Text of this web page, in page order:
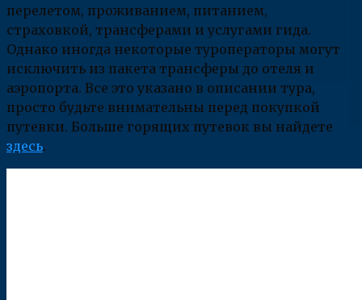
перелетом, проживанием, питанием,
страховкой, трансферами и услугами гида.
Однако иногда некоторые туроператоры могут
исключить из пакета трансферы до отеля и
аэропорта. Все это указано в описании тура,
просто будьте внимательны перед покупкой
путевки. Больше горящих путевок вы найдете
здесь.